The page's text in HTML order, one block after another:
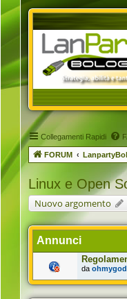
Collegamenti Rapidi
FORUM
Linux e Open
Nuovo argomento
Annunci
da ohmygod